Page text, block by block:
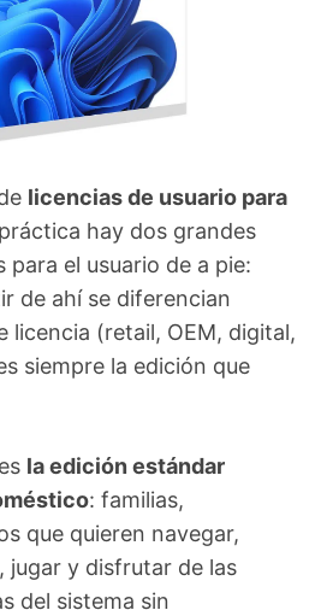
licencias de usuario para
hay dos grandes
para el usuario de a pie:
de ahí se diferencian
licencia (retail, OEM, digital,
siempre la edición que
la edición estándar
: familias,
que quieren navegar,
y disfrutar de las
del sistema sin